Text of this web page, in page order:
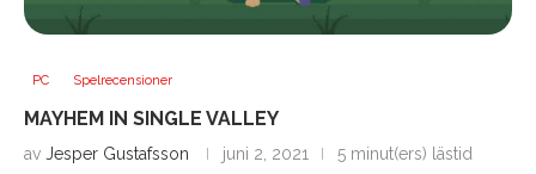
PC Spelrecensioner
MAYHEM IN SINGLE VALLEY
av Jesper Gustafsson juni 2, 2021 5 minut(ers) lästid